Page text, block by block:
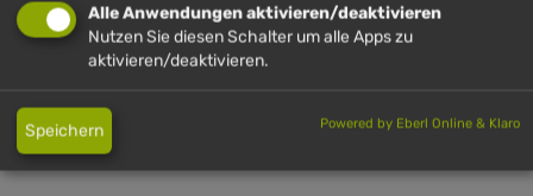
Hinterstaufen 10
87534 Oberstaufen (D)
info@huendle.de
Anfahrt Hündle
Alle Anwendungen aktivieren/deaktivieren
Nutzen Sie diesen Schalter um alle Apps zu
aktivieren/deaktivieren.
Speichern Powered by Eberl Online & Klaro